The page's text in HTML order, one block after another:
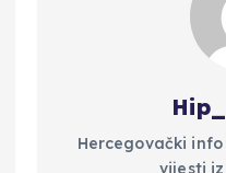
Hercegovački
vijesti